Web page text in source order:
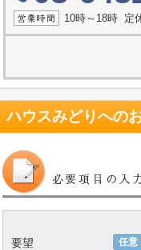
10時～18時 定
ハウスみどりへの
任意
要望